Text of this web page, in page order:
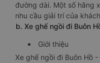
đường dài. Một số hãng
nhu cầu giải trí của
b. Xe ghế ngồi đi Buôn
Giới thiệu
Xe ghế ngồi đi Buôn Hồ